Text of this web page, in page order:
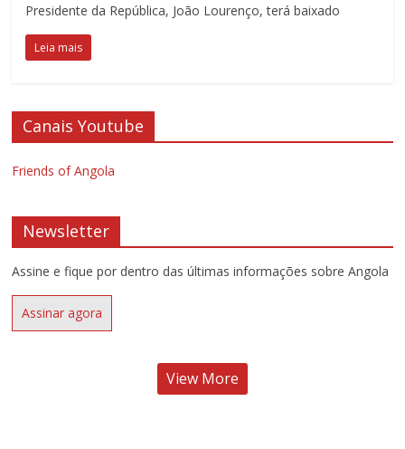
Presidente da República, João Lourenço, terá baixado
Leia mais
Canais Youtube
Friends of Angola
Newsletter
Assine e fique por dentro das últimas informações sobre Angola
Assinar agora
View More